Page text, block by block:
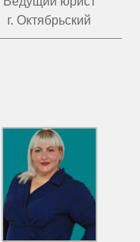
г. Октябрьский
ЧИСТОВА